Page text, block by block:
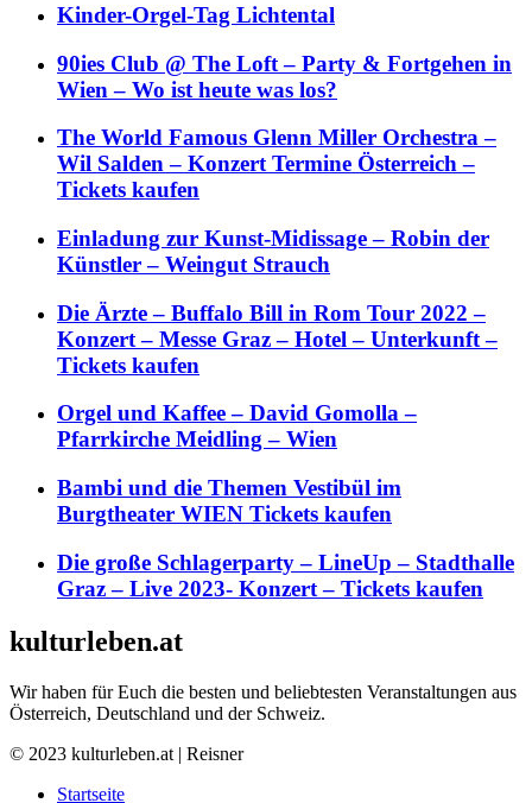
Kinder-Orgel-Tag Lichtental
90ies Club @ The Loft – Party & Fortgehen in
Wien – Wo ist heute was los?
The World Famous Glenn Miller Orchestra –
Wil Salden – Konzert Termine Österreich –
Tickets kaufen
Einladung zur Kunst-Midissage – Robin der
Künstler – Weingut Strauch
Die Ärzte – Buffalo Bill in Rom Tour 2022 –
Konzert – Messe Graz – Hotel – Unterkunft –
Tickets kaufen
Orgel und Kaffee – David Gomolla –
Pfarrkirche Meidling – Wien
Bambi und die Themen Vestibül im
Burgtheater WIEN Tickets kaufen
Die große Schlagerparty – LineUp – Stadthalle
Graz – Live 2023- Konzert – Tickets kaufen
kulturleben.at
Wir haben für Euch die besten und beliebtesten Veranstaltungen aus
Österreich, Deutschland und der Schweiz.
© 2023 kulturleben.at | Reisner
Startseite